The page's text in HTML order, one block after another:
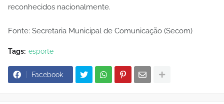
reconhecidos nacionalmente.
Fonte: Secretaria Municipal de Comunicação (Secom)
Tags: esporte
Facebook